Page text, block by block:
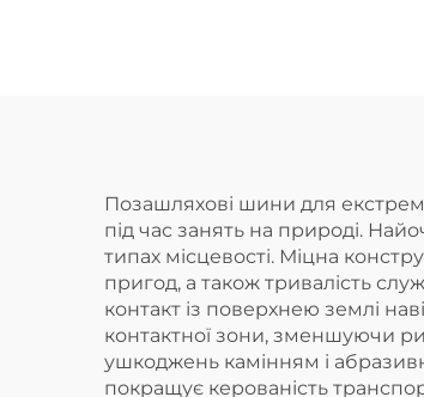
Позашляхові шини для
під час занять на природі.
типах місцевості. Міцна
пригод, а також тривалість
контакт із поверхнею землі
контактної зони, зменшуючи
ушкоджень камінням і
покращує керованість